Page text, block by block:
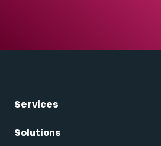
Services
Solutions